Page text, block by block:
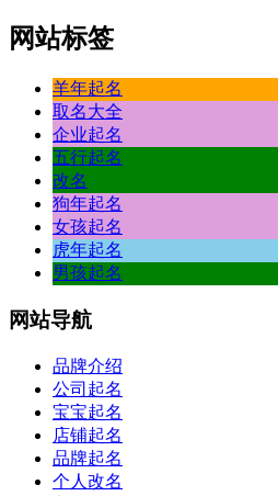
网站标签
羊年起名
取名大全
企业起名
五行起名
改名
狗年起名
女孩起名
虎年起名
男孩起名
网站导航
品牌介绍
公司起名
宝宝起名
店铺起名
品牌起名
个人改名